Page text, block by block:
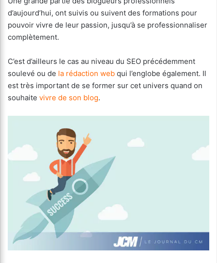
d’aujourd’hui, ont suivis ou suivent des formations pour
pouvoir vivre de leur passion, jusqu’à se professionnaliser
complètement.
C’est d’ailleurs le cas au niveau du SEO précédemment
soulevé ou de la rédaction web qui l’englobe également. Il
est très important de se former sur cet univers quand on
souhaite vivre de son blog.